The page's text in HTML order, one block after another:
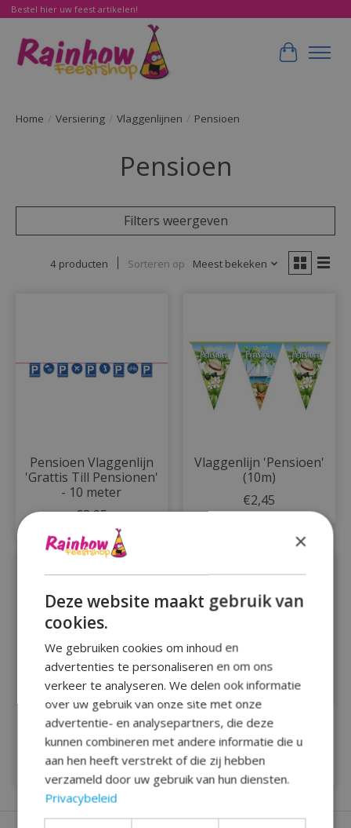
Bestel hier uw feest artikelen!
Home / Versiering / Vlaggenlijnen / Pensioen
Pensioen
Filters weergeven
4 producten Sorteren op Meest bekeken
Pensioen Vlaggenlijn
'Grattis Till Pensionen'
- 10 meter
€3,95
Vlaggenlijn 'Pensioen'
(10m)
€2,45
Vlaggenlijn - Pensioen
cartoon
€2,75
Sale
Neon party flag -
Pensioen
€1,99€2,99
×
Deze website maakt gebruik van
cookies.
We gebruiken cookies om inhoud en
advertenties te personaliseren en om ons
verkeer te analyseren. We delen ook informatie
over uw gebruik van onze site met onze
advertentie- en analysepartners, die deze
kunnen combineren met andere informatie die u
aan hen heeft verstrekt of die zij hebben
verzameld door uw gebruik van hun diensten.
Privacybeleid